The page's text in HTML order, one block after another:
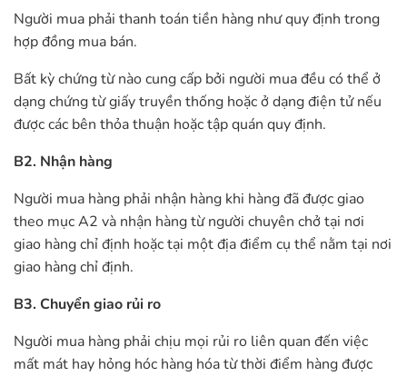
Người mua phải thanh toán tiền hàng như quy định trong
hợp đồng mua bán.
Bất kỳ chứng từ nào cung cấp bởi người mua đều có thể ở
dạng chứng từ giấy truyền thống hoặc ở dạng điện tử nếu
được các bên thỏa thuận hoặc tập quán quy định.
B2. Nhận hàng
Người mua hàng phải nhận hàng khi hàng đã được giao
theo mục A2 và nhận hàng từ người chuyên chở tại nơi
giao hàng chỉ định hoặc tại một địa điểm cụ thể nằm tại nơi
giao hàng chỉ định.
B3. Chuyển giao rủi ro
Người mua hàng phải chịu mọi rủi ro liên quan đến việc
mất mát hay hỏng hóc hàng hóa từ thời điểm hàng được